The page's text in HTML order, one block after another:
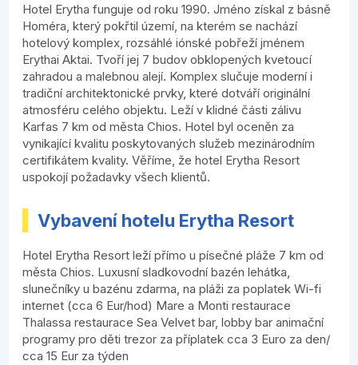
Hotel Erytha funguje od roku 1990. Jméno získal z básně
Homéra, který pokřtil území, na kterém se nachází
hotelový komplex, rozsáhlé iónské pobřeží jménem
Erythai Aktai. Tvoří jej 7 budov obklopených kvetoucí
zahradou a malebnou alejí. Komplex slučuje moderní i
tradiční architektonické prvky, které dotváří originální
atmosféru celého objektu. Leží v klidné části zálivu
Karfas 7 km od města Chios. Hotel byl oceněn za
vynikající kvalitu poskytovaných služeb mezinárodním
certifikátem kvality. Věříme, že hotel Erytha Resort
uspokojí požadavky všech klientů.
Vybavení hotelu Erytha Resort
Hotel Erytha Resort leží přímo u písečné pláže 7 km od
města Chios. Luxusní sladkovodní bazén lehátka,
slunečníky u bazénu zdarma, na pláži za poplatek Wi-fi
internet (cca 6 Eur/hod) Mare a Monti restaurace
Thalassa restaurace Sea Velvet bar, lobby bar animační
programy pro děti trezor za příplatek cca 3 Euro za den/
cca 15 Eur za týden